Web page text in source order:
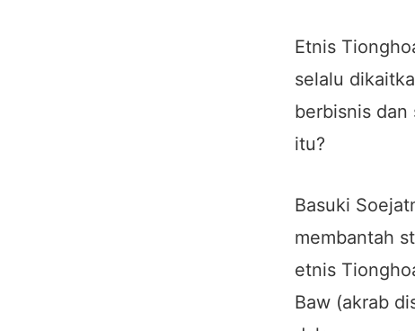
Etnis
selalu
berbisnis dan
itu?
Basuki
membantah
etnis
Baw (akrab